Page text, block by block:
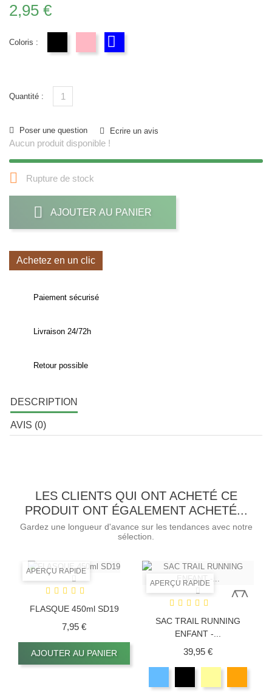
2,95 €
Coloris :
Quantité :
Poser une question Ecrire un avis
Aucun produit disponible !
 Rupture de stock
AJOUTER AU PANIER
Achetez en un clic
Paiement sécurisé
Livraison 24/72h
Retour possible
DESCRIPTION
AVIS (0)
LES CLIENTS QUI ONT ACHETÉ CE
PRODUIT ONT ÉGALEMENT ACHETÉ...
Gardez une longueur d'avance sur les tendances avec notre
sélection.
APERÇU RAPIDE
FLASQUE 450ml SD19
7,95 €Prix
AJOUTER AU PANIER
APERÇU RAPIDE
SAC TRAIL RUNNING
ENFANT -...
39,95 €Prix